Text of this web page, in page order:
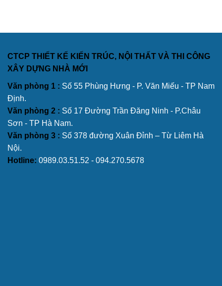
CTCP THIẾT KẾ KIẾN TRÚC, NỘI THẤT VÀ THI CÔNG
XÂY DỰNG NHÀ MỚI
Văn phòng 1 : Số 55 Phùng Hưng - P. Văn Miếu - TP Nam
Định.
Văn phòng 2 : Số 17 Đường Trần Đăng Ninh - P.Châu
Sơn - TP Hà Nam.
Văn phòng 3 : Số 378 đường Xuân Đỉnh – Từ Liêm Hà
Nội.
Hotline: 0989.03.51.52 - 094.270.5678